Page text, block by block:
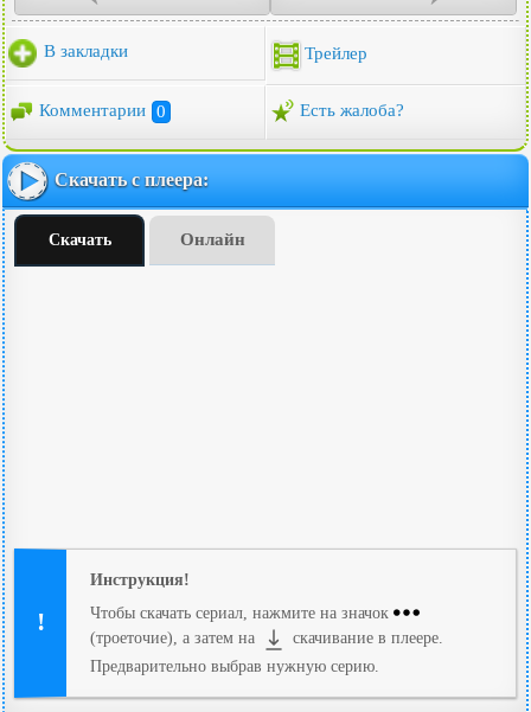
В закладки Трейлер
Комментарии 0 Есть жалоба?
Скачать с плеера:
Скачать Онлайн
Инструкция!
Чтобы скачать сериал, нажмите на значок
(троеточие), а затем на
скачивание в плеере.
Предварительно выбрав нужную серию.